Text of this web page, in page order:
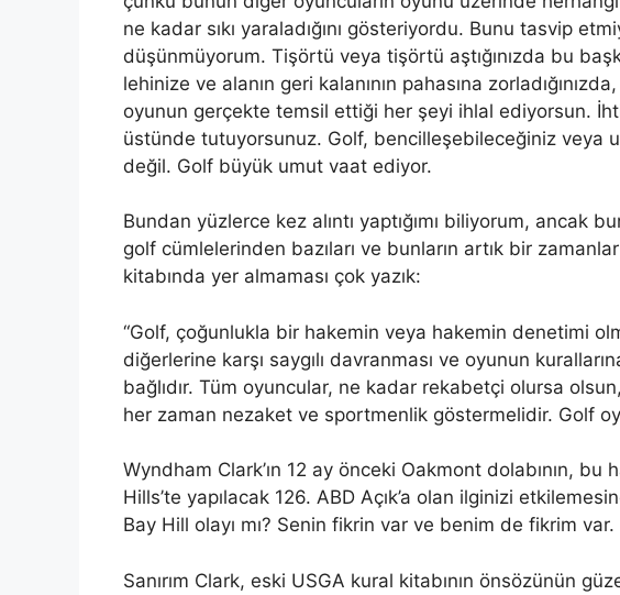
ne kadar sıkı yaraladığını gösteriyordu. Bunu tasvip
düşünmüyorum. Tişörtü veya tişörtü aştığınızda bu
lehinize ve alanın geri kalanının pahasına
oyunun gerçekte temsil ettiği her şeyi ihlal ediyorsun.
üstünde tutuyorsunuz. Golf, bencilleşebileceğiniz veya
değil. Golf büyük umut vaat ediyor.
Bundan yüzlerce kez alıntı yaptığımı biliyorum, ancak
golf cümlelerinden bazıları ve bunların artık bir
kitabında yer almaması çok yazık:
“Golf, çoğunlukla bir hakemin veya hakemin denetimi
diğerlerine karşı saygılı davranması ve oyunun
bağlıdır. Tüm oyuncular, ne kadar rekabetçi olursa
her zaman nezaket ve sportmenlik göstermelidir. Golf
Wyndham Clark’ın 12 ay önceki Oakmont dolabının,
Hills’te yapılacak 126. ABD Açık’a olan ilginizi
Bay Hill olayı mı? Senin fikrin var ve benim de fikrim var.
Sanırım Clark, eski USGA kural kitabının önsözünün